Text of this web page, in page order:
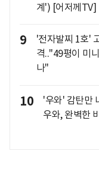
계') [어저께TV]
9
'전자발찌 1호'
격.."49평이 미
나"
10
'우와' 감탄만
우와, 완벽한